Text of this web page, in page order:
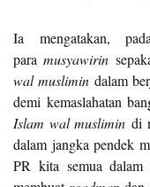
Ia mengatakan,
paramusyawirin
wal muslimin dalam
demi kemaslahatan
Islam wal muslimin di
dalam jangka pendek
PR kita semua